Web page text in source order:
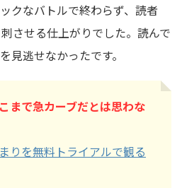
クなバトルで終わらず、読者
させる仕上がりでした。読んで
見逃せなかったです。
まで急カーブだとは思わな
りを無料トライアルで観る